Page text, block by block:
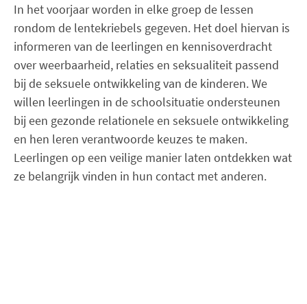
In het voorjaar worden in elke groep de lessen
rondom de lentekriebels gegeven. Het doel hiervan is
informeren van de leerlingen en kennisoverdracht
over weerbaarheid, relaties en seksualiteit passend
bij de seksuele ontwikkeling van de kinderen. We
willen leerlingen in de schoolsituatie ondersteunen
bij een gezonde relationele en seksuele ontwikkeling
en hen leren verantwoorde keuzes te maken.
Leerlingen op een veilige manier laten ontdekken wat
ze belangrijk vinden in hun contact met anderen.